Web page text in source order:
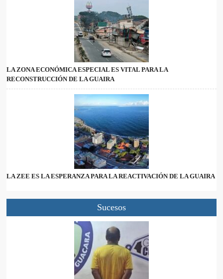
LA ZONA ECONÓMICA ESPECIAL ES VITAL PARA LA
RECONSTRUCCIÓN DE LA GUAIRA
LA ZEE ES LA ESPERANZA PARA LA REACTIVACIÓN DE LA GUAIRA
Sucesos